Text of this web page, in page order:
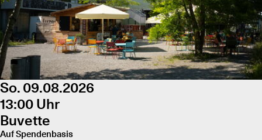
So. 09.08.2026
13:00 Uhr
Buvette
Auf Spendenbasis